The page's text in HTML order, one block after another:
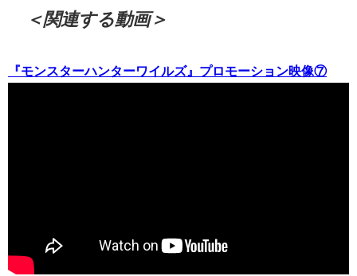
＜関連する動画＞
『モンスターハンターワイルズ』プロモーション映像⑦